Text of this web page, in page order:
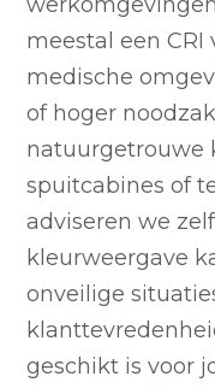
meestal een CRI
medische
of hoger
natuurgetrouwe
spuitcabines of
adviseren we
kleurweergave
onveilige
geschikt is voor